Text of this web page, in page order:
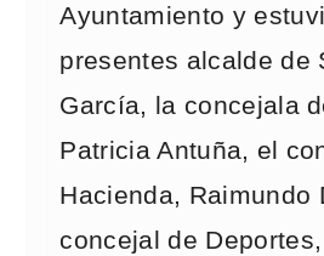
Ayuntamiento y
presentes alcalde de
García, la concejala
Patricia Antuña, el
Hacienda, Raimundo
concejal de